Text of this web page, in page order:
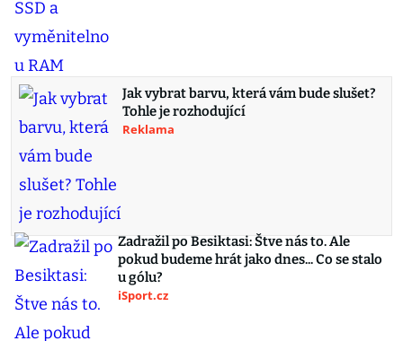
Jak vybrat barvu, která vám bude slušet?
Tohle je rozhodující
Reklama
Zadražil po Besiktasi: Štve nás to. Ale
pokud budeme hrát jako dnes... Co se stalo
u gólu?
iSport.cz